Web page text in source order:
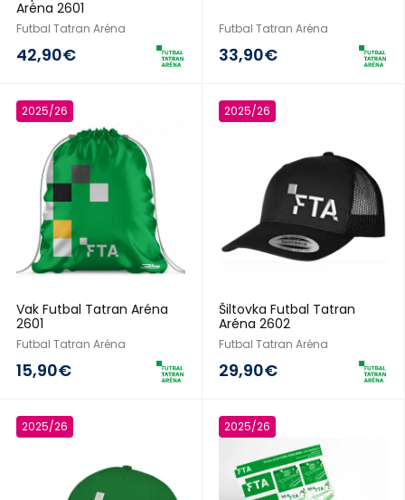
Aréna 2601
Futbal Tatran Aréna
42,90€
Futbal Tatran Aréna
33,90€
2025/26
Vak Futbal Tatran Aréna
2601
Futbal Tatran Aréna
15,90€
2025/26
Šiltovka Futbal Tatran
Aréna 2602
Futbal Tatran Aréna
29,90€
2025/26 2025/26